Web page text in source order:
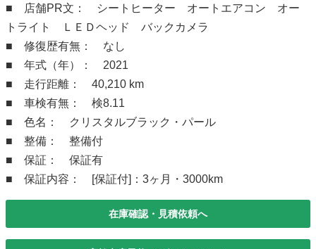
■ 店舗PR文： シートヒーター オートエアコン オー
トライト ＬＥＤヘッド バックカメラ
■ 修復歴有無： なし
■ 年式（年）： 2021
■ 走行距離： 40,210 km
■ 車検有無： 検8.11
■ 色名： クリスタルブラック・パール
■ 整備： 整備付
■ 保証： 保証有
■ 保証内容： [保証付]：3ヶ月・3000km
在庫確認・見積依頼へ